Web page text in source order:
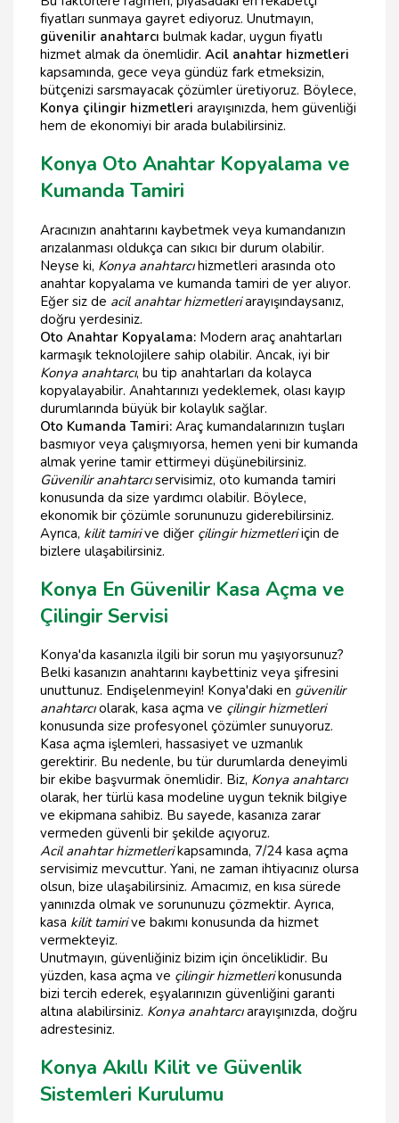
fiyatları sunmaya gayret ediyoruz. Unutmayın,
güvenilir anahtarcı bulmak kadar, uygun fiyatlı
hizmet almak da önemlidir. Acil anahtar hizmetleri
kapsamında, gece veya gündüz fark etmeksizin,
bütçenizi sarsmayacak çözümler üretiyoruz. Böylece,
Konya çilingir hizmetleri arayışınızda, hem güvenliği
hem de ekonomiyi bir arada bulabilirsiniz.
Konya Oto Anahtar Kopyalama ve
Kumanda Tamiri
Aracınızın anahtarını kaybetmek veya kumandanızın
arızalanması oldukça can sıkıcı bir durum olabilir.
Neyse ki, Konya anahtarcıhizmetleri arasında oto
anahtar kopyalama ve kumanda tamiri de yer alıyor.
Eğer siz de acil anahtar hizmetleriarayışındaysanız,
doğru yerdesiniz.
Oto Anahtar Kopyalama: Modern araç anahtarları
karmaşık teknolojilere sahip olabilir. Ancak, iyi bir
Konya anahtarcı, bu tip anahtarları da kolayca
kopyalayabilir. Anahtarınızı yedeklemek, olası kayıp
durumlarında büyük bir kolaylık sağlar.
Oto Kumanda Tamiri: Araç kumandalarınızın tuşları
basmıyor veya çalışmıyorsa, hemen yeni bir kumanda
almak yerine tamir ettirmeyi düşünebilirsiniz.
Güvenilir anahtarcıservisimiz, oto kumanda tamiri
konusunda da size yardımcı olabilir. Böylece,
ekonomik bir çözümle sorununuzu giderebilirsiniz.
Ayrıca, kilit tamirive diğer çilingir hizmetleriiçin de
bizlere ulaşabilirsiniz.
Konya En Güvenilir Kasa Açma ve
Çilingir Servisi
Konya'da kasanızla ilgili bir sorun mu yaşıyorsunuz?
Belki kasanızın anahtarını kaybettiniz veya şifresini
unuttunuz. Endişelenmeyin! Konya'daki en güvenilir
anahtarcıolarak, kasa açma ve çilingir hizmetleri
konusunda size profesyonel çözümler sunuyoruz.
Kasa açma işlemleri, hassasiyet ve uzmanlık
gerektirir. Bu nedenle, bu tür durumlarda deneyimli
bir ekibe başvurmak önemlidir. Biz, Konya anahtarcı
olarak, her türlü kasa modeline uygun teknik bilgiye
ve ekipmana sahibiz. Bu sayede, kasanıza zarar
vermeden güvenli bir şekilde açıyoruz.
Acil anahtar hizmetlerikapsamında, 7/24 kasa açma
servisimiz mevcuttur. Yani, ne zaman ihtiyacınız olursa
olsun, bize ulaşabilirsiniz. Amacımız, en kısa sürede
yanınızda olmak ve sorununuzu çözmektir. Ayrıca,
kasa kilit tamirive bakımı konusunda da hizmet
vermekteyiz.
Unutmayın, güvenliğiniz bizim için önceliklidir. Bu
yüzden, kasa açma ve çilingir hizmetlerikonusunda
bizi tercih ederek, eşyalarınızın güvenliğini garanti
altına alabilirsiniz. Konya anahtarcıarayışınızda, doğru
adrestesiniz.
Konya Akıllı Kilit ve Güvenlik
Sistemleri Kurulumu